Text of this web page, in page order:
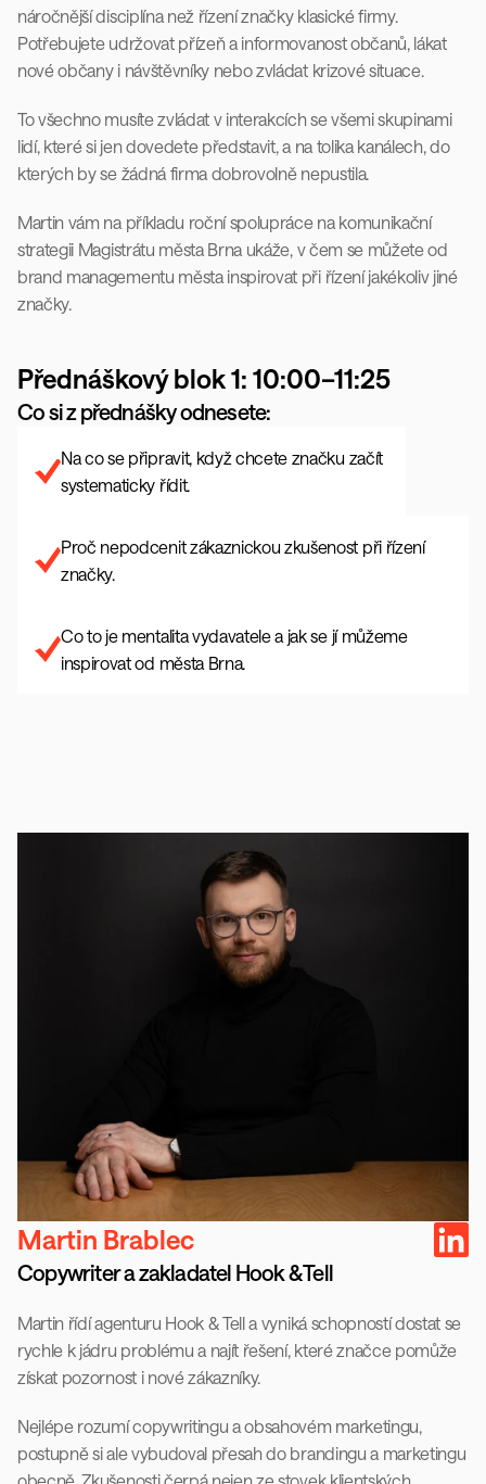
náročnější disciplína než řízení značky klasické firmy.
Potřebujete udržovat přízeň a informovanost občanů, lákat
nové občany i návštěvníky nebo zvládat krizové situace.
To všechno musíte zvládat v interakcích se všemi skupinami
lidí, které si jen dovedete představit, a na tolika kanálech, do
kterých by se žádná firma dobrovolně nepustila.
Martin vám na příkladu roční spolupráce na komunikační
strategii Magistrátu města Brna ukáže, v čem se můžete od
brand managementu města inspirovat při řízení jakékoliv jiné
značky.
Přednáškový blok 1: 10:00–11:25
Co si z přednášky odnesete:
Na co se připravit, když chcete značku začít
systematicky řídit.
Proč nepodcenit zákaznickou zkušenost při řízení
značky.
Co to je mentalita vydavatele a jak se jí můžeme
inspirovat od města Brna.
Martin Brablec
Copywriter a zakladatel Hook & Tell
Martin řídí agenturu Hook & Tell a vyniká schopností dostat se
rychle k jádru problému a najít řešení, které značce pomůže
získat pozornost i nové zákazníky.
Nejlépe rozumí copywritingu a obsahovém marketingu,
postupně si ale vybudoval přesah do brandingu a marketingu